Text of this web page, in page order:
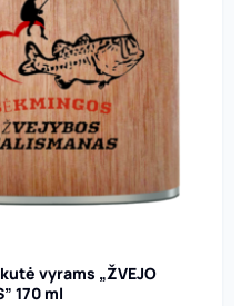
vyrams „ŽVEJO
170 ml